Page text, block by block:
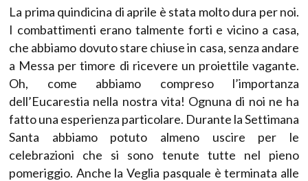
La prima quindicina di aprile è stata molto dura per noi.
I combattimenti erano talmente forti e vicino a casa,
che abbiamo dovuto stare chiuse in casa, senza andare
a Messa per timore di ricevere un proiettile vagante.
Oh, come abbiamo compreso l’importanza
dell’Eucarestia nella nostra vita! Ognuna di noi ne ha
fatto una esperienza particolare. Durante la Settimana
Santa abbiamo potuto almeno uscire per le
celebrazioni che si sono tenute tutte nel pieno
pomeriggio. Anche la Veglia pasquale è terminata alle